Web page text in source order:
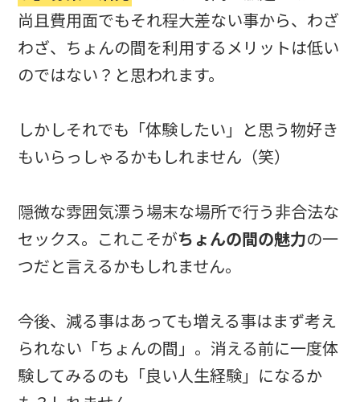
尚且費用面でもそれ程大差ない事から、わざ
わざ、ちょんの間を利用するメリットは低い
のではない？と思われます。
しかしそれでも「体験したい」と思う物好き
もいらっしゃるかもしれません（笑）
隠微な雰囲気漂う場末な場所で行う非合法な
セックス。これこそがちょんの間の魅力の一
つだと言えるかもしれません。
今後、減る事はあっても増える事はまず考え
られない「ちょんの間」。消える前に一度体
験してみるのも「良い人生経験」になるか